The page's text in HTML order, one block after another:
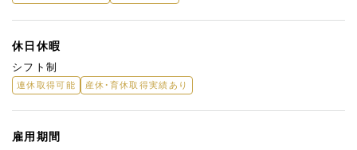
休日休暇
シフト制
連休取得可能 産休・育休取得実績あり
雇用期間